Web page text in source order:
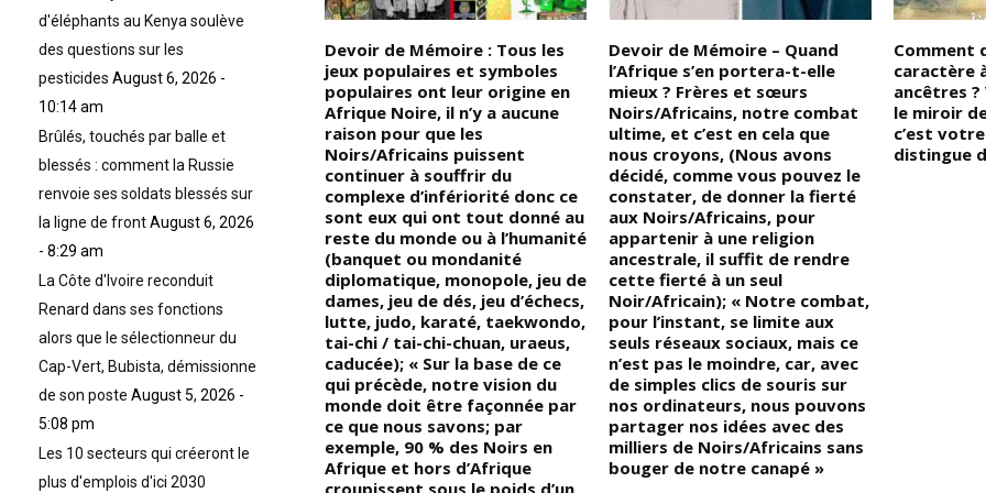
Devoir de Mémoire : À l’origine
des multiples constitutions de
l’Homme, depuis les temples de
l’Égypte antique aux bosquets
sacrés d’Afrique Noire, en
passant par les KÂ et les BÂ,
chez les anciens Égyptiens, et
jusqu’aux NIA et DIA, chez les
Bamanans (notons que nos
ancêtres Négro-Africains de
l’Égypte antique furent les
premiers à offrir une vision
plus détaillée de la
personnalité humaine dans
toutes ses composantes, tant
mortelles visibles
qu’immortelles invisibles); «
Leur observation éclairée de
l’Homme dépasse la dualité
classique âme-corps. Pour nos
illustres ancêtres, du haut de
leurs sciences imprégnées de
Devoir de Mémoire : Tous les
jeux populaires et symboles
populaires ont leur origine en
Afrique Noire, il n’y a aucune
raison pour que les
Noirs/Africains puissent
continuer à souffrir du
complexe d’infériorité donc ce
sont eux qui ont tout donné au
reste du monde ou à l’humanité
(banquet ou mondanité
diplomatique, monopole, jeu de
dames, jeu de dés, jeu d’échecs,
lutte, judo, karaté, taekwondo,
tai-chi / tai-chi-chuan, uraeus,
caducée); « Sur la base de ce
qui précède, notre vision du
monde doit être façonnée par
ce que nous savons; par
exemple, 90 % des Noirs en
Afrique et hors d’Afrique
croupissent sous le poids d’un
Devoir de Mémoire – Quand
l’Afrique s’en portera-t-elle
mieux ? Frères et sœurs
Noirs/Africains, notre combat
ultime, et c’est en cela que
nous croyons, (Nous avons
décidé, comme vous pouvez le
constater, de donner la fierté
aux Noirs/Africains, pour
appartenir à une religion
ancestrale, il suffit de rendre
cette fierté à un seul
Noir/Africain); « Notre combat,
pour l’instant, se limite aux
seuls réseaux sociaux, mais ce
n’est pas le moindre, car, avec
de simples clics de souris sur
nos ordinateurs, nous pouvons
partager nos idées avec des
milliers de Noirs/Africains sans
bouger de notre canapé »
Comment
caractère
ancêtres
le miroir
c’est
distingue
d'éléphants au Kenya soulève
des questions sur les
pesticides August 6, 2026 -
10:14 am
Brûlés, touchés par balle et
blessés : comment la Russie
renvoie ses soldats blessés sur
la ligne de frontAugust 6, 2026
- 8:29 am
La Côte d'Ivoire reconduit
Renard dans ses fonctions
alors que le sélectionneur du
Cap-Vert, Bubista, démissionne
de son poste August 5, 2026 -
5:08 pm
Les 10 secteurs qui créeront le
plus d'emplois d'ici 2030